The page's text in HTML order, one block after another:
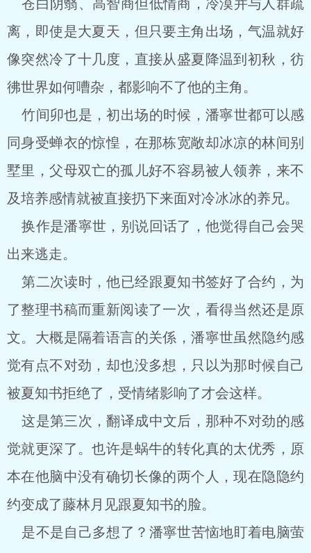
苍白阴翳、高智商但低情商，冷漠并与人群疏
离，即使是大夏天，但只要主角出场，气温就好
像突然冷了十几度，直接从盛夏降温到初秋，彷
彿世界如何嘈杂，都影响不了他的主角。
竹间卯也是，初出场的时候，潘寧世都可以感
同身受蝉衣的惊惶，在那栋宽敞却冰凉的林间别
墅里，父母双亡的孤儿好不容易被人领养，来不
及培养感情就被直接扔下来面对冷冰冰的养兄。
换作是潘寧世，别说回话了，他觉得自己会哭
出来逃走。
第二次读时，他已经跟夏知书签好了合约，为
了整理书稿而重新阅读了一次，看得当然还是原
文。大概是隔着语言的关係，潘寧世虽然隐约感
觉有点不对劲，却也没多想，只以为那时候自己
被夏知书拒绝了，受情绪影响了才会这样。
这是第三次，翻译成中文后，那种不对劲的感
觉就更深了。也许是蜗牛的转化真的太优秀，原
本在他脑中没有确切长像的两个人，现在隐隐约
约变成了藤林月见跟夏知书的脸。
是不是自己多想了？潘寧世苦恼地盯着电脑萤